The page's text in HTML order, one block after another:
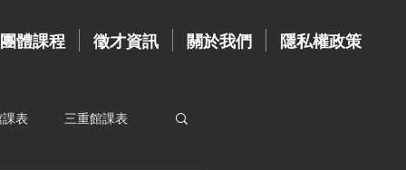
團體課程 徵才資訊 關於我們 隱私權政策
表 三重館課表